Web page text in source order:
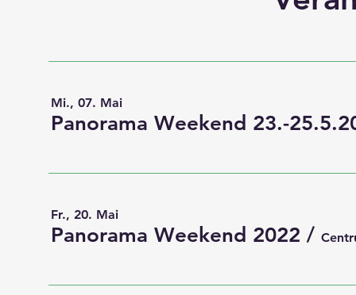
Mi., 07. Mai
Fr., 20. Mai
Panorama Weekend 2022 /